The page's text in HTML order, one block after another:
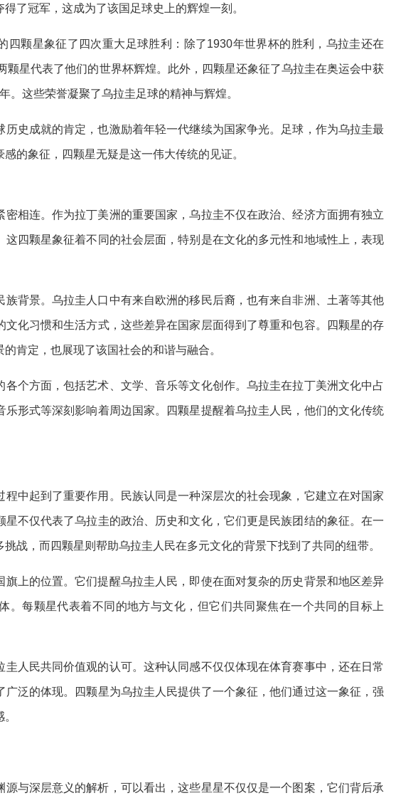
了冠军，这成为了该国足球史上的辉煌一刻。
四颗星象征了四次重大足球胜利：除了1930年世界杯的胜利，乌拉圭还在
颗星代表了他们的世界杯辉煌。此外，四颗星还象征了乌拉圭在奥运会中获
。这些荣誉凝聚了乌拉圭足球的精神与辉煌。
历史成就的肯定，也激励着年轻一代继续为国家争光。足球，作为乌拉圭最
的象征，四颗星无疑是这一伟大传统的见证。
密相连。作为拉丁美洲的重要国家，乌拉圭不仅在政治、经济方面拥有独立
四颗星象征着不同的社会层面，特别是在文化的多元性和地域性上，表现
背景。乌拉圭人口中有来自欧洲的移民后裔，也有来自非洲、土著等其他
化习惯和生活方式，这些差异在国家层面得到了尊重和包容。四颗星的存
肯定，也展现了该国社会的和谐与融合。
各个方面，包括艺术、文学、音乐等文化创作。乌拉圭在拉丁美洲文化中占
形式等深刻影响着周边国家。四颗星提醒着乌拉圭人民，他们的文化传统
中起到了重要作用。民族认同是一种深层次的社会现象，它建立在对国家
星不仅代表了乌拉圭的政治、历史和文化，它们更是民族团结的象征。在一
战，而四颗星则帮助乌拉圭人民在多元文化的背景下找到了共同的纽带。
旗上的位置。它们提醒乌拉圭人民，即使在面对复杂的历史背景和地区差异
。每颗星代表着不同的地方与文化，但它们共同聚焦在一个共同的目标上
圭人民共同价值观的认可。这种认同感不仅仅体现在体育赛事中，还在日常
泛的体现。四颗星为乌拉圭人民提供了一个象征，他们通过这一象征，强
与深层意义的解析，可以看出，这些星星不仅仅是一个图案，它们背后承